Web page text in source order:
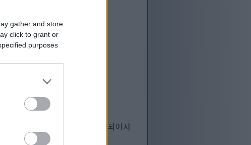
gather and store
click to grant or
purposes
정보도 의학적 조언으로 간주되어서